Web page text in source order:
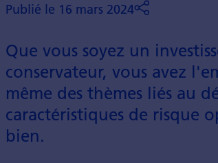
Publié le 16 mars 2024
Que vous soyez un
conservateur, vous avez
même des thèmes liés au
caractéristiques de risque
bien.